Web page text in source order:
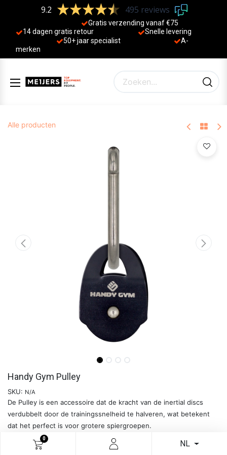
0
NL
9.2 495 reviews
Gratis verzending vanaf €75
14 dagen gratis retour
Sne lle levering
50+ jaar specialist
A-
merken
Alle producten
Handy Gym Pulley
SKU: N/A
De Pulley is een accessoire dat de kracht van de inertial discs
verdubbelt door de trainingssnelheid te halveren, wat betekent
dat het perfect is voor grotere spiergroepen.